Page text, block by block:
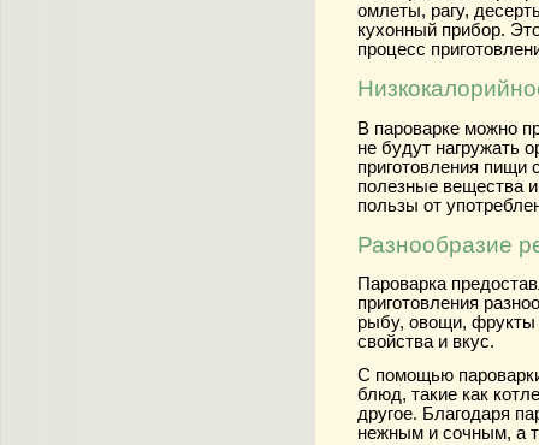
омлеты, рагу,
кухонный прибор.
процесс
В пароварке можно
не будут нагружать
приготовления пищи
полезные вещества
пользы от
Разнообразие
Пароварка
приготовления
рыбу, овощи, фрукты
свойства и вкус.
С помощью
блюд, такие как
другое. Благодаря
нежным и сочным, а